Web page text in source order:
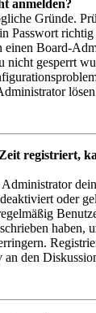
anmelden?
Gründe.
Passwort
einen Board-
nicht gesperrt
lösen
registriert,
Administrator
oder
haben,
den